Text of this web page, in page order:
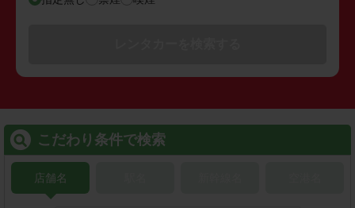
こだわり条件で検索
店舗名